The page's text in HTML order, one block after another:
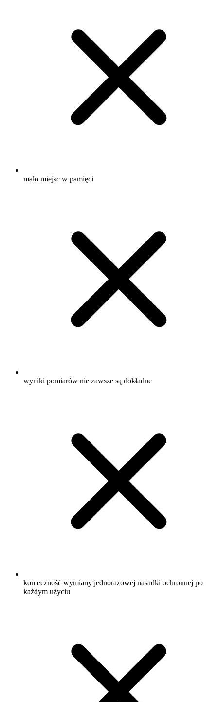
mało miejsc w pamięci
wyniki pomiarów nie zawsze są dokładne
konieczność wymiany jednorazowej nasadki ochronnej po
każdym użyciu